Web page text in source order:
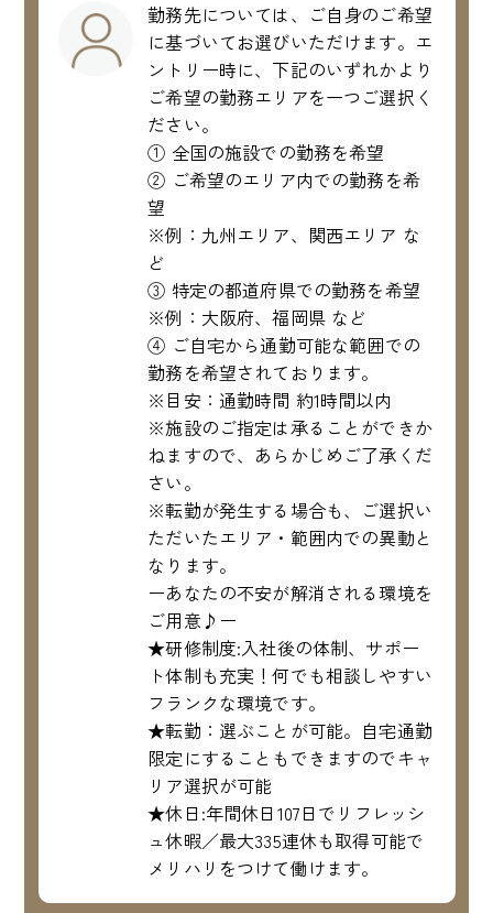
勤務先については、ご自身のご希望
に基づいてお選びいただけます。エ
ントリー時に、下記のいずれかより
ご希望の勤務エリアを一つご選択く
ださい。
① 全国の施設での勤務を希望
② ご希望のエリア内での勤務を希
望
※例：九州エリア、関西エリア な
ど
③ 特定の都道府県での勤務を希望
※例：大阪府、福岡県 など
④ ご自宅から通勤可能な範囲での
勤務を希望されております。
※目安：通勤時間 約1時間以内
※施設のご指定は承ることができか
ねますので、あらかじめご了承くだ
さい。
※転勤が発生する場合も、ご選択い
ただいたエリア・範囲内での異動と
なります。
ーあなたの不安が解消される環境を
ご用意♪ー
★研修制度:入社後の体制、サポー
ト体制も充実！何でも相談しやすい
フランクな環境です。
★転勤：選ぶことが可能。自宅通勤
限定にすることもできますのでキャ
リア選択が可能
★休日:年間休日107日でリフレッシ
ュ休暇／最大335連休も取得可能で
メリハリをつけて働けます。